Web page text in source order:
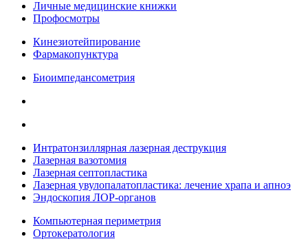
Личные медицинские книжки
Профосмотры
Кинезиотейпирование
Фармакопунктура
Биоимпедансометрия
Интратонзиллярная лазерная деструкция
Лазерная вазотомия
Лазерная септопластика
Лазерная увулопалатопластика: лечение храпа и апноэ
Эндоскопия ЛОР-органов
Компьютерная периметрия
Ортокератология